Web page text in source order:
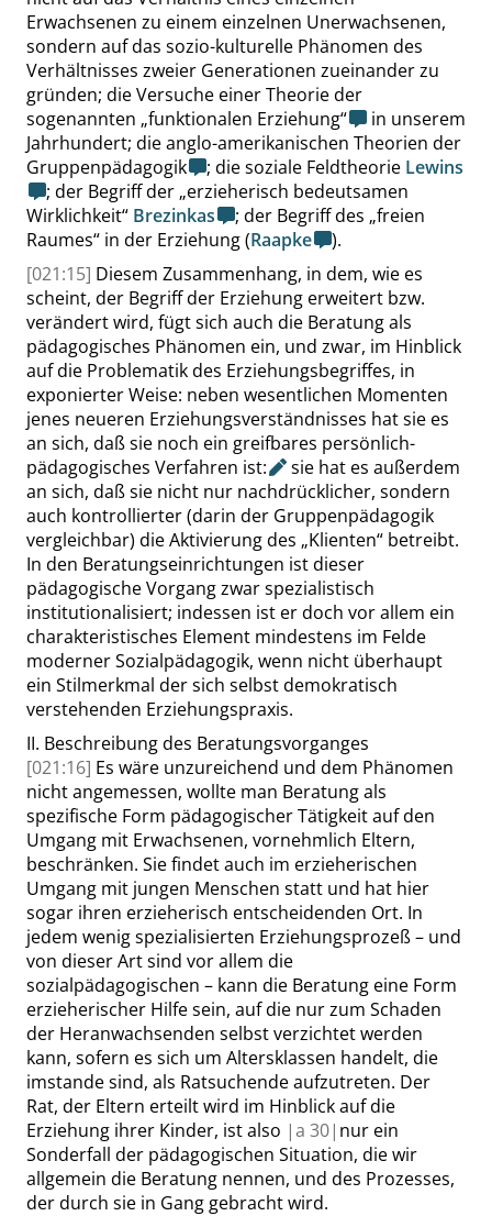
Erwachsenen zu einem einzelnen Unerwachsenen,
sondern auf das sozio-kulturelle Phänomen des
Verhältnisses zweier Generationen zueinander zu
gründen; die Versuche einer Theorie der
sogenannten „funktionalen Erziehung“
in unserem
Jahrhundert; die anglo-amerikanischen Theorien der
Gruppenpädagogik
; die soziale Feldtheorie Lewins
; der Begriff der „erzieherisch bedeutsamen
Wirklichkeit“ Brezinkas ; der Begriff des „freien
Raumes“ in der Erziehung (Raapke
).
[021:15] Diesem Zusammenhang, in dem, wie es
scheint, der Begriff der Erziehung erweitert bzw.
verändert wird, fügt sich auch die Beratung als
pädagogisches Phänomen ein, und zwar, im Hinblick
auf die Problematik des Erziehungsbegriffes, in
exponierter Weise: neben wesentlichen Momenten
jenes neueren Erziehungsverständnisses hat sie es
an sich, daß sie noch ein greifbares persönlich-
pädagogisches Verfahren ist:
sie hat es außerdem
an sich, daß sie nicht nur nachdrücklicher, sondern
auch kontrollierter (darin der Gruppenpädagogik
vergleichbar) die Aktivierung des „Klienten“ betreibt.
In den Beratungseinrichtungen ist dieser
pädagogische Vorgang zwar spezialistisch
institutionalisiert; indessen ist er doch vor allem ein
charakteristisches Element mindestens im Felde
moderner Sozialpädagogik, wenn nicht überhaupt
ein Stilmerkmal der sich selbst demokratisch
verstehenden Erziehungspraxis.
II. Beschreibung des Beratungsvorganges
[021:16] Es wäre unzureichend und dem Phänomen
nicht angemessen, wollte man Beratung als
spezifische Form pädagogischer Tätigkeit auf den
Umgang mit Erwachsenen, vornehmlich Eltern,
beschränken. Sie findet auch im erzieherischen
Umgang mit jungen Menschen statt und hat hier
sogar ihren erzieherisch entscheidenden Ort. In
jedem wenig spezialisierten Erziehungsprozeß – und
von dieser Art sind vor allem die
sozialpädagogischen – kann die Beratung eine Form
erzieherischer Hilfe sein, auf die nur zum Schaden
der Heranwachsenden selbst verzichtet werden
kann, sofern es sich um Altersklassen handelt, die
imstande sind, als Ratsuchende aufzutreten. Der
Rat, der Eltern erteilt wird im Hinblick auf die
Erziehung ihrer Kinder, ist also |a 30| nur ein
Sonderfall der pädagogischen Situation, die wir
allgemein die Beratung nennen, und des Prozesses,
der durch sie in Gang gebracht wird.